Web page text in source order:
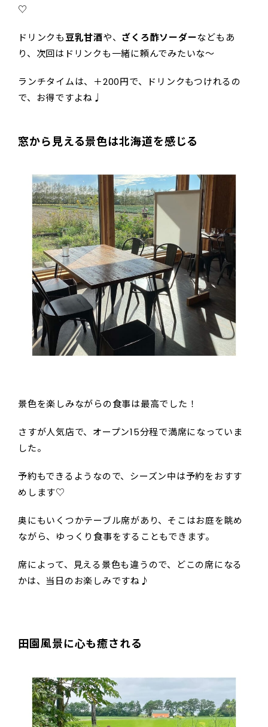
♡
ドリンクも豆乳甘酒や、 ざくろ酢ソーダーなどもあ
り、次回はドリンクも一緒に頼んでみたいな～
ランチタイムは、＋200円で、ドリンクもつけれるの
で、お得ですよね♩
窓から見える景色は北海道を感じる
景色を楽しみながらの食事は最高でした！
さすが人気店で、オープン15分程で満席になっていま
した。
予約もできるようなので、シーズン中は予約をおすす
めします♡
奥にもいくつかテーブル席があり、そこはお庭を眺め
ながら、ゆっくり食事をすることもできます。
席によって、見える景色も違うので、どこの席になる
かは、当日のお楽しみですね♪
田園風景に心も癒される